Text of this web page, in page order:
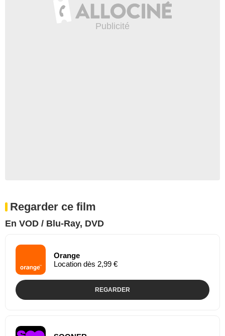
Regarder ce film
En VOD / Blu-Ray, DVD
Orange
Location dès 2,99 €
REGARDER